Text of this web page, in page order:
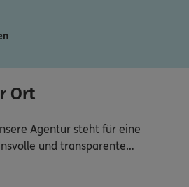
Ort
Agentur steht für eine
und transparente